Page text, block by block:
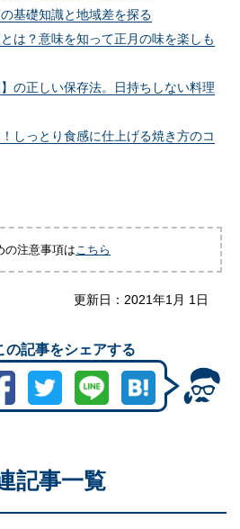
基礎知識と地域差を探る
は？意味を知って正月の味を楽しも
の正しい保存法。日持ちしない料理
しっとり食感に仕上げる焼き方のコ
の注意事項は こちら
更新日： 2021年1月 1日
の記事をシェアする
記事一覧